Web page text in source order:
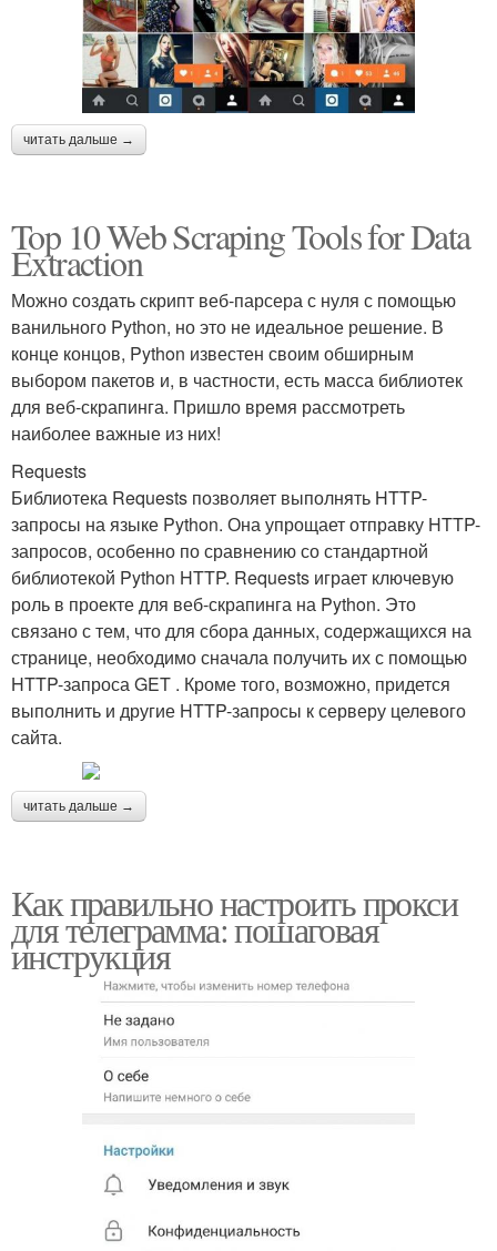
читать дальше →
Top 10 Web Scraping Tools for Data
Extraction
Можно создать скрипт веб-парсера с нуля с помощью
ванильного Python, но это не идеальное решение. В
конце концов, Python известен своим обширным
выбором пакетов и, в частности, есть масса библиотек
для веб-скрапинга. Пришло время рассмотреть
наиболее важные из них!
Requests
Библиотека Requests позволяет выполнять HTTP-
запросы на языке Python. Она упрощает отправку HTTP-
запросов, особенно по сравнению со стандартной
библиотекой Python HTTP. Requests играет ключевую
роль в проекте для веб-скрапинга на Python. Это
связано с тем, что для сбора данных, содержащихся на
странице, необходимо сначала получить их с помощью
HTTP-запроса GET . Кроме того, возможно, придется
выполнить и другие HTTP-запросы к серверу целевого
сайта.
читать дальше →
Как правильно настроить прокси
для телеграмма: пошаговая
инструкция